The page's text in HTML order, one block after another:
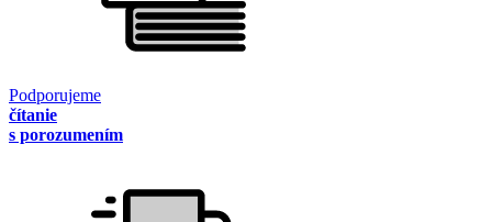
Podporujeme
čítanie
s porozumením